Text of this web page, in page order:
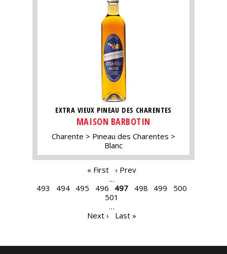
EXTRA VIEUX PINEAU DES CHARENTES
MAISON BARBOTIN
Charente
Pineau des Charentes
Blanc
« First
‹ Prev
…
493
494 495 496 497 498 499
500
501
…
Next ›
Last »